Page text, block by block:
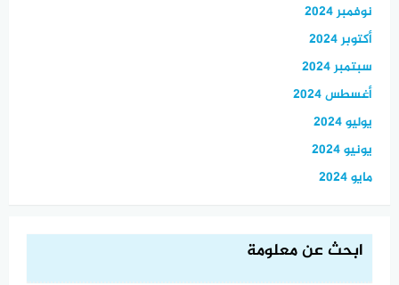
نوفمبر 2024
أكتوبر 2024
سبتمبر 2024
أغسطس 2024
يوليو 2024
يونيو 2024
مايو 2024
ابحث عن معلومة